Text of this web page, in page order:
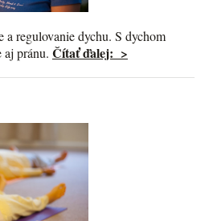
a regulovanie dychu. S dychom
pránu. Čítať ďalej: >